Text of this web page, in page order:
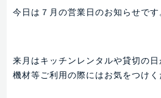
今日は７月の営業日のお知らせです
来月はキッチンレンタルや貸切の
機材等ご利用の際にはお気をつけく